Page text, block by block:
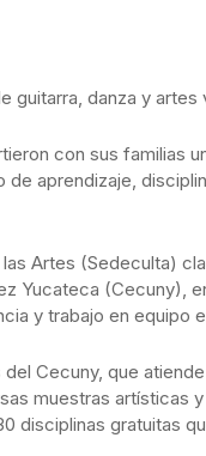
guitarra, danza y artes
con sus familias
de aprendizaje,
Artes (Sedeculta)
Yucateca (Cecuny),
y trabajo en equipo
Cecuny, que
muestras artísticas
disciplinas gratuitas